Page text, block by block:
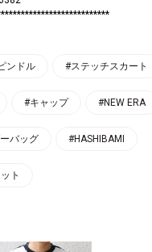
ンドル #ステッチスカート
#キャップ #NEW ERA
バッグ #HASHIBAMI
ト